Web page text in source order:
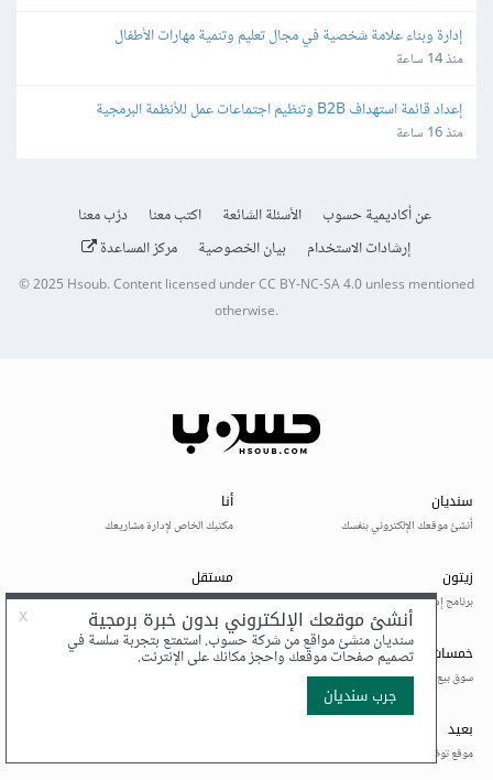
إدارة وبناء علامة شخصية في مجال تعليم وتنمية مهارات الأطفال
منذ 14 ساعة
إعداد قائمة استهداف B2B وتنظيم اجتماعات عمل للأنظمة البرمجية
منذ 16 ساعة
عن أكاديمية حسوب الأسئلة الشائعة اكتب معنا
درّب معنا
إرشادات الاستخدام
بيان الخصوصية مركز المساعدة
© 2025 Hsoub.Content licensed underCC BY-NC-SA 4.0unless mentioned
otherwise.